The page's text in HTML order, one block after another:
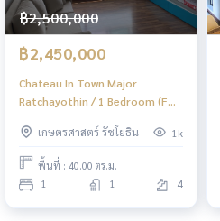
฿2,500,000
฿2,450,000
Chateau In Town Major
Ratchayothin / 1 Bedroom (FOR
โยธิน / 1 ห้องนอน (ขาย) PINP116
เกษตรศาสตร์ รัชโยธิน 1k
พื้นที่ : 40.00 ตร.ม.
1 1 4